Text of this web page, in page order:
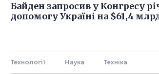
Байден запросив у Конгресу
допомогу Україні на $61,4
Технології Наука Технiка